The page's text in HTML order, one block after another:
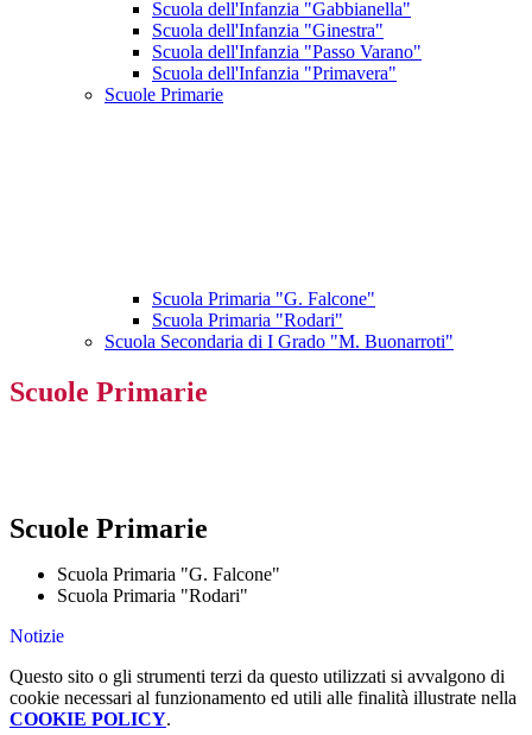
Scuola dell'Infanzia "Gabbianella"
Scuola dell'Infanzia "Ginestra"
Scuola dell'Infanzia "Passo Varano"
Scuola dell'Infanzia "Primavera"
Scuole Primarie
Scuola Primaria "G. Falcone"
Scuola Primaria "Rodari"
Scuola Secondaria di I Grado "M. Buonarroti"
Scuole Primarie
Scuole Primarie
Scuola Primaria "G. Falcone"
Scuola Primaria "Rodari"
Notizie
Questo sito o gli strumenti terzi da questo utilizzati si avvalgono di
cookie necessari al funzionamento ed utili alle finalità illustrate nella
COOKIE POLICY.